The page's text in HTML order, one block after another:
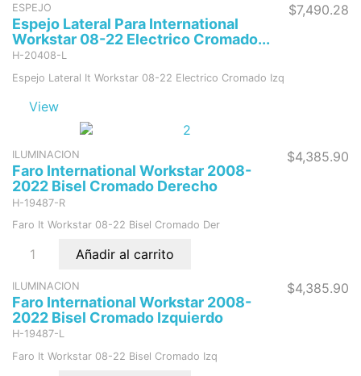
ESPEJO
Espejo Lateral Para International
Workstar 08-22 Electrico Cromado...
H-20408-L
$7,490.28
Espejo Lateral It Workstar 08-22 Electrico Cromado Izq
View
ILUMINACION
Faro International Workstar 2008-
2022 Bisel Cromado Derecho
H-19487-R
$4,385.90
Faro It Workstar 08-22 Bisel Cromado Der
Añadir al carrito
ILUMINACION
Faro International Workstar 2008-
2022 Bisel Cromado Izquierdo
H-19487-L
$4,385.90
Faro It Workstar 08-22 Bisel Cromado Izq